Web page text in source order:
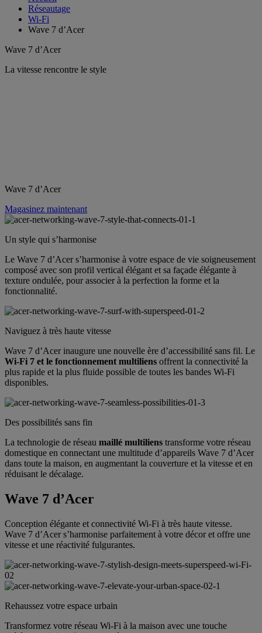
Réseautage
Wi-Fi
Wave 7 d’Acer
Wave 7 d’Acer
La vitesse rencontre le style
Wave 7 d’Acer
Magasinez maintenant
Un style qui s’harmonise
Le Wave 7 d’Acer s’harmonise à votre espace de vie soigneusement
composé avec son profil vertical élégant et sa façade élégante à
texture ondulée, pour associer à la perfection la forme et la
fonctionnalité.
Naviguez à très haute vitesse
Wave 7 d’Acer inaugure une nouvelle ère d’accessibilité sans fil. Le
Wi-Fi 7 et le fonctionnement multiliens offrent la connectivité la
plus rapide et la plus fluide possible de toutes les bandes Wi-Fi
disponibles.
Des possibilités sans fin
La technologie de réseau maillé multiliens transforme votre réseau
domestique en connectant une multitude d’appareils Wave 7 d’Acer
dans toute la maison, en augmentant la couverture et la vitesse et en
réduisant le décalage.
Wave 7 d’Acer
Conception élégante et connectivité Wi-Fi à très haute vitesse.
Wave 7 d’Acer s’harmonise parfaitement à votre décor et offre une
vitesse et une réactivité fulgurantes.
Rehaussez votre espace urbain
Transformez votre réseau Wi-Fi à la maison avec une touche